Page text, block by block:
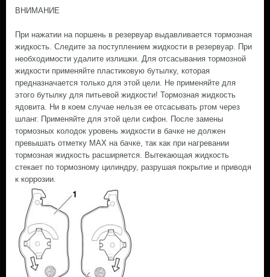
ВНИМАНИЕ
При нажатии на поршень в резервуар выдавливается тормозная
жидкость. Следите за поступлением жидкости в резервуар. При
необходимости удалите излишки. Для отсасывания тормозной
жидкости применяйте пластиковую бутылку, которая
предназначается только для этой цели. Не применяйте для
этого бутылку для питьевой жидкости! Тормозная жидкость
ядовита. Ни в коем случае нельзя ее отсасывать ртом через
шланг. Применяйте для этой цели сифон. После замены
тормозных колодок уровень жидкости в бачке не должен
превышать отметку MAX на бачке, так как при нагревании
тормозная жидкость расширяется. Вытекающая жидкость
стекает по тормозному цилиндру, разрушая покрытие и приводя
к коррозии.